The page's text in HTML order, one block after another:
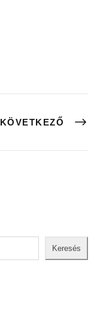
KÖVETKEZŐ
Keresés